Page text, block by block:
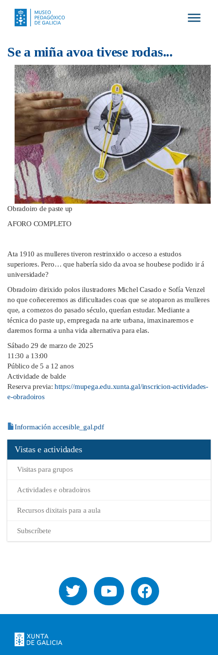
Toggle
Se a miña avoa tivese rodas...
Obradoiro de paste up
AFORO COMPLETO
Ata 1910 as mulleres tiveron restrinxido o acceso a estudos
superiores. Pero… que habería sido da avoa se houbese podido ir á
universidade?
Obradoiro dirixido polos ilustradores Michel Casado e Sofía Venzel
no que coñeceremos as dificultades coas que se atoparon as mulleres
que, a comezos do pasado século, querían estudar. Mediante a
técnica do paste up, empregada na arte urbana, imaxinaremos e
daremos forma a unha vida alternativa para elas.
Sábado 29 de marzo de 2025
11:30 a 13:00
Público de 5 a 12 anos
Actividade de balde
Reserva previa:https://mupega.edu.xunta.gal/inscricion-actividades-
e-obradoiros
Ficheiro
Información accesible_gal.pdf
Vistas e actividades
Visitas para grupos
Actividades e obradoiros
Recursos dixitais para a aula
Subscríbete